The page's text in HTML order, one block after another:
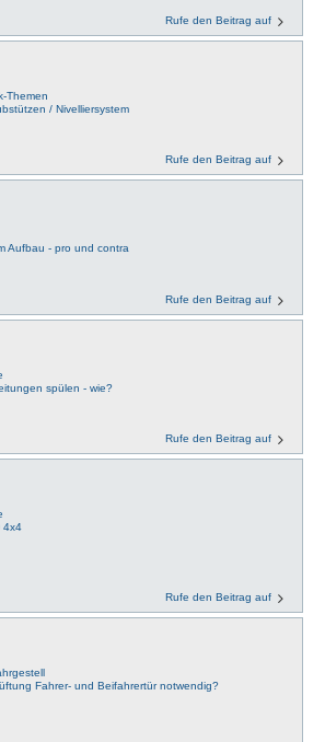
Rufe den Beitrag auf
Themen
/ Nivelliersystem
Rufe den Beitrag auf
Aufbau - pro und contra
Rufe den Beitrag auf
spülen - wie?
Rufe den Beitrag auf
4x4
Rufe den Beitrag auf
Fahrer- und Beifahrertür notwendig?